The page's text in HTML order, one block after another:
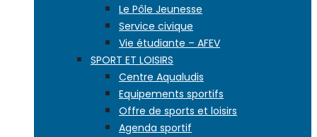
Le Pôle Jeunesse
Service civique
Vie étudiante – AFEV
SPORT ET LOISIRS
Centre Aqualudis
Equipements sportifs
Offre de sports et loisirs
Agenda sportif